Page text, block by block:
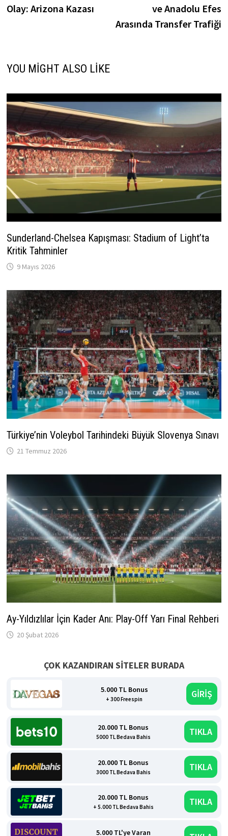
Olay: Arizona Kazası
ve Anadolu Efes
Arasında Transfer Trafiği
YOU MIGHT ALSO LIKE
Sunderland-Chelsea Kapışması: Stadium of Light’ta
Kritik Tahminler
9 Mayıs 2026
Türkiye’nin Voleybol Tarihindeki Büyük Slovenya Sınavı
21 Temmuz 2026
Ay-Yıldızlılar İçin Kader Anı: Play-Off Yarı Final Rehberi
20 Şubat 2026
ÇOK KAZANDIRAN SİTELER BURADA
5.000 TL Bonus
+ 300 Freespin GİRİŞ
20.000 TL Bonus
5000 TL Bedava Bahis TIKLA
20.000 TL Bonus
3000 TL Bedava Bahis TIKLA
20.000 TL Bonus
+ 5.000 TL Bedava Bahis TIKLA
5.000 TL'ye Varan